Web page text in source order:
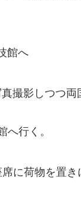
館へ
撮影しつつ両
へ行く。
に荷物を置き